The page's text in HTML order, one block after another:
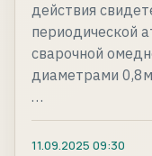
действия
периодической
сварочной
диаметрами
…
11.09.2025 09:30